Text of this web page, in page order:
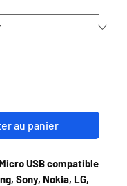
au panier
USB compatible
Sony, Nokia, LG,